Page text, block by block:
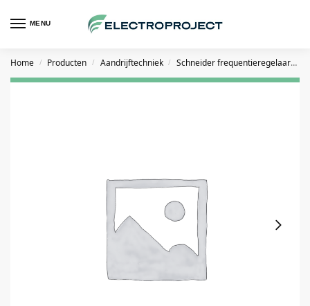
MENU
Home / Producten / Aandrijftechniek / Schneider frequentieregelaars